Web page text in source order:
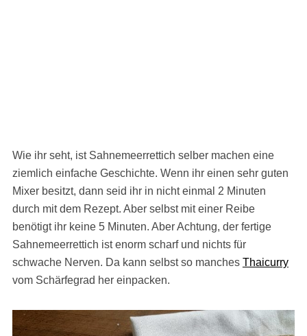
Wie ihr seht, ist Sahnemeerrettich selber machen eine
ziemlich einfache Geschichte. Wenn ihr einen sehr guten
Mixer besitzt, dann seid ihr in nicht einmal 2 Minuten
durch mit dem Rezept. Aber selbst mit einer Reibe
benötigt ihr keine 5 Minuten. Aber Achtung, der fertige
Sahnemeerrettich ist enorm scharf und nichts für
schwache Nerven. Da kann selbst so manches Thaicurry
vom Schärfegrad her einpacken.